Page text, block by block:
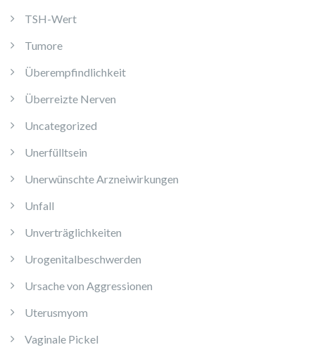
TSH-Wert
Tumore
Überempfindlichkeit
Überreizte Nerven
Uncategorized
Unerfülltsein
Unerwünschte Arzneiwirkungen
Unfall
Unverträglichkeiten
Urogenitalbeschwerden
Ursache von Aggressionen
Uterusmyom
Vaginale Pickel